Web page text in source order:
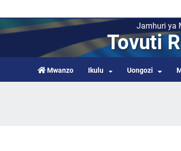
Jamhuri ya
Tovuti
Mwanzo Ikulu Uongozi